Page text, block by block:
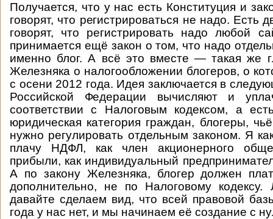
Получается, что у нас есть Конституция и
говорят, что регистрироваться не надо. Есть
говорят, что регистрировать надо любой
принимается ещё закон о том, что надо
именно блог. А всё это вместе — такая же
Железняка о налогообложении блогеров, о
с осени 2012 года. Идея заключается в
Российской Федерации вычисляют и
соответствии с Налоговым кодексом, а
юридическая категория граждан, блогеры,
нужно регулировать отдельным законом. Я
плачу НДФЛ, как член акционерного
прибыли, как индивидуальный
А по закону Железняка, блогер должен
дополнительно, не по Налоговому кодексу.
давайте сделаем вид, что всей правовой
года у нас нет, и мы начинаем её создание с